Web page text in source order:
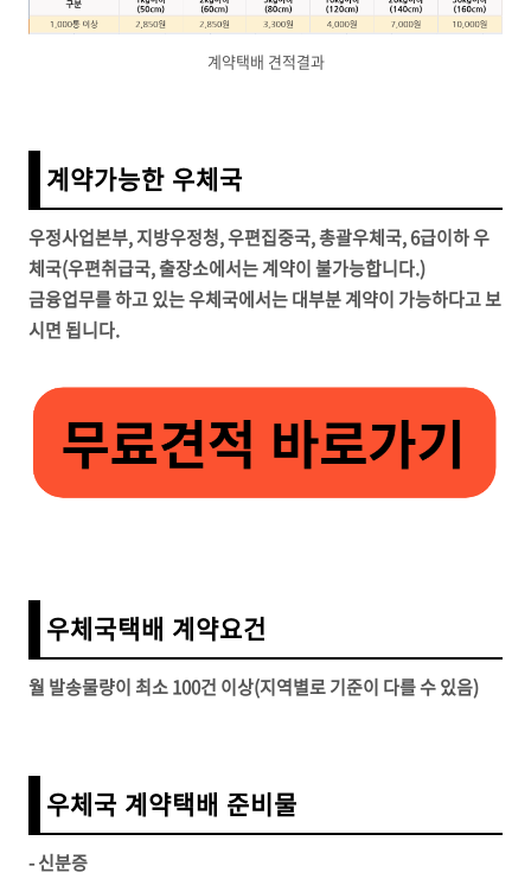
계약택배 견적결과
계약가능한 우체국
우정사업본부, 지방우정청, 우편집중국, 총괄우체국, 6급이하 우
체국(우편취급국, 출장소에서는 계약이 불가능합니다.)
금융업무를 하고 있는 우체국에서는 대부분 계약이 가능하다고 보
시면 됩니다.
우체국택배 계약요건
월 발송물량이 최소 100건 이상(지역별로 기준이 다를 수 있음)
우체국 계약택배 준비물
- 신분증